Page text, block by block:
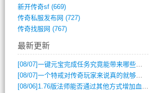
新开传奇sf(669)
传奇私服发布网 (727)
传奇找服网 (767)
最新更新
[08/07]一键元宝完成任务究竟能带来哪些超值优势？
[08/07]一个特戒对传奇玩家来说真的就够用了吗？
[08/06] 1.76版法师能否通过其他方式增加血量？